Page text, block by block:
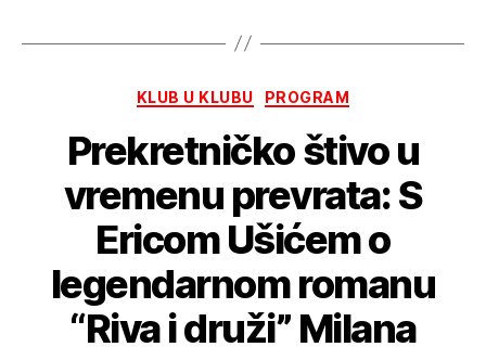
Kategorije
KLUB U KLUBU PROGRAM
Prekretničko štivo u
vremenu prevrata: S
Ericom Ušićem o
legendarnom romanu
“Riva i druži” Milana